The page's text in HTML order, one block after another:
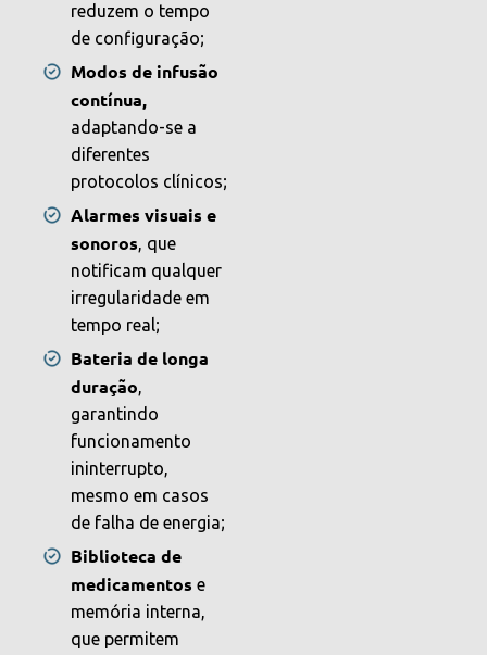
reduzem o tempo
de configuração;
Modos de infusão
contínua,
adaptando-se a
diferentes
protocolos clínicos;
Alarmes visuais e
sonoros, que
notificam qualquer
irregularidade em
tempo real;
Bateria de longa
duração,
garantindo
funcionamento
ininterrupto,
mesmo em casos
de falha de energia;
Biblioteca de
medicamentos e
memória interna,
que permitem